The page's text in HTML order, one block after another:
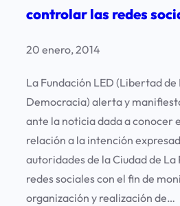
controlar las redes
20 enero, 2014
La Fundación LED (Libertad de
Democracia) alerta y
ante la noticia dada a conocer
relación a la intención
autoridades de la Ciudad de
redes sociales con el fin de
organización y realización de…